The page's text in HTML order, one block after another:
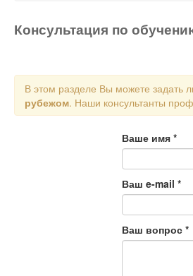
Консультация по
В этом разделе Вы можете задать
рубежом. Наши консультанты
Ваше имя *
Ваш e-mail *
Ваш вопрос *